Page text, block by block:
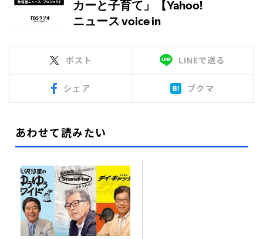
ポスト LINEで送る
シェア ブクマ
あわせて読みたい